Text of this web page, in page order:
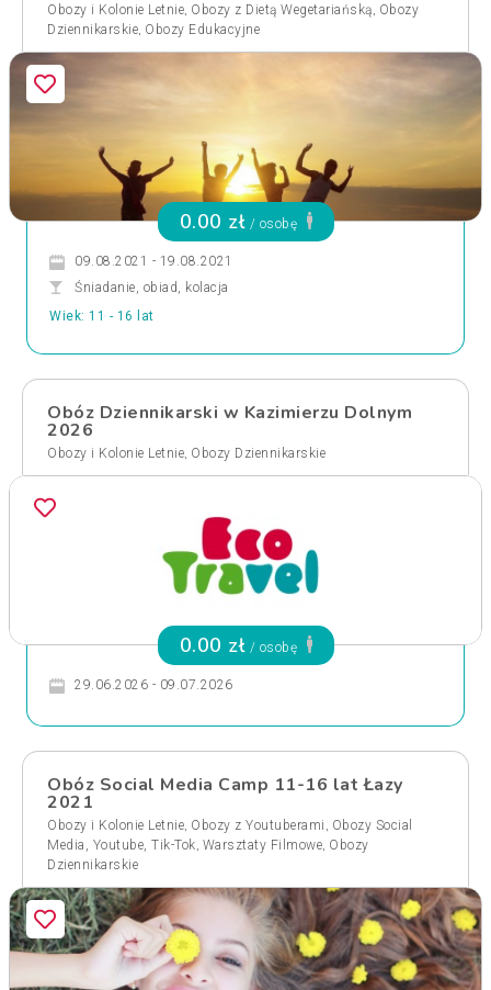
Obozy i Kolonie Letnie, Obozy z Dietą Wegetariańską, Obozy
Dziennikarskie, Obozy Edukacyjne
0.00 zł / osobę
09.08.2021 - 19.08.2021
Śniadanie, obiad, kolacja
Wiek: 11 - 16 lat
Obóz Dziennikarski w Kazimierzu Dolnym
2026
Obozy i Kolonie Letnie, Obozy Dziennikarskie
0.00 zł / osobę
29.06.2026 - 09.07.2026
Obóz Social Media Camp 11-16 lat Łazy
2021
Obozy i Kolonie Letnie, Obozy z Youtuberami , Obozy Social
Media, Youtube, Tik-Tok, Warsztaty Filmowe, Obozy
Dziennikarskie